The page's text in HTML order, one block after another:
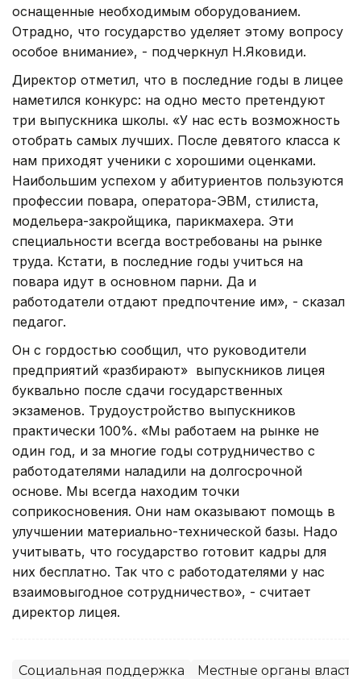
оснащенные необходимым оборудованием.
Отрадно, что государство уделяет этому вопросу
особое внимание», - подчеркнул Н.Яковиди.
Директор отметил, что в последние годы в лицее
наметился конкурс: на одно место претендуют
три выпускника школы. «У нас есть возможность
отобрать самых лучших. После девятого класса к
нам приходят ученики с хорошими оценками.
Наибольшим успехом у абитуриентов пользуются
профессии повара, оператора-ЭВМ, стилиста,
модельера-закройщика, парикмахера. Эти
специальности всегда востребованы на рынке
труда. Кстати, в последние годы учиться на
повара идут в основном парни. Да и
работодатели отдают предпочтение им», - сказал
педагог.
Он с гордостью сообщил, что руководители
предприятий «разбирают» выпускников лицея
буквально после сдачи государственных
экзаменов. Трудоустройство выпускников
практически 100%. «Мы работаем на рынке не
один год, и за многие годы сотрудничество с
работодателями наладили на долгосрочной
основе. Мы всегда находим точки
соприкосновения. Они нам оказывают помощь в
улучшении материально-технической базы. Надо
учитывать, что государство готовит кадры для
них бесплатно. Так что с работодателями у нас
взаимовыгодное сотрудничество», - считает
директор лицея.
Социальная поддержка Местные органы власти